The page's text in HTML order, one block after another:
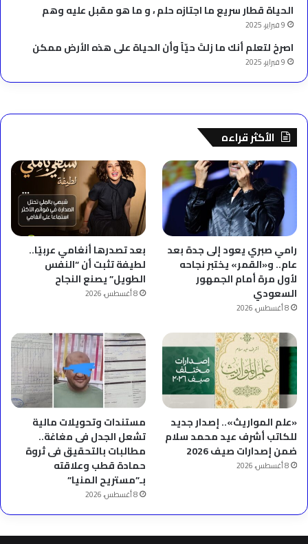
الحياة قطار سريع ما اجتازه حلم ، و ما هو مقبل عليه وهم
9 فبراير، 2025
‫اصرخ لتعلم أنك ما زلتَ حيّاً وأن الحياة على هذه الأرض ممكن
9 فبراير، 2025
الأكثر قراءه
رامي صبري يعود إلى جدة بعد
عام.. و«القمر» يختبر نجاحه
لأول مرة أمام الجمهور
السعودي
8 أغسطس، 2026
بعد تصدرها أنغامي عربيًا..
لطيفة تثبت أن “النفس
الطويل” يصنع النجاح
8 أغسطس، 2026
«علم المواريث».. إصدار جديد
للكاتب أشرف عيد محمد سلام
ضمن إصدارات صيف 2026
8 أغسطس، 2026
مستندات وتحويلات مالية
تشعل الجدل فى مغاغة..
مطالبات بالتحقيق فى ثروة
حمادة قطب وعلاقته
بـ”مستريح المنيا”
8 أغسطس، 2026